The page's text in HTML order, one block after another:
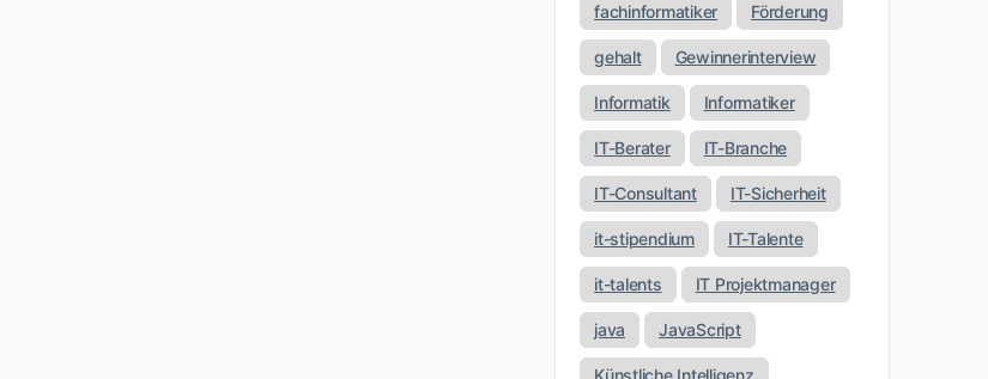
fachinformatiker Förderung
gehalt Gewinnerinterview
Informatik Informatiker
IT-Berater IT-Branche
IT-Consultant IT-Sicherheit
it-stipendium IT-Talente
it-talents IT Projektmanager
java JavaScript